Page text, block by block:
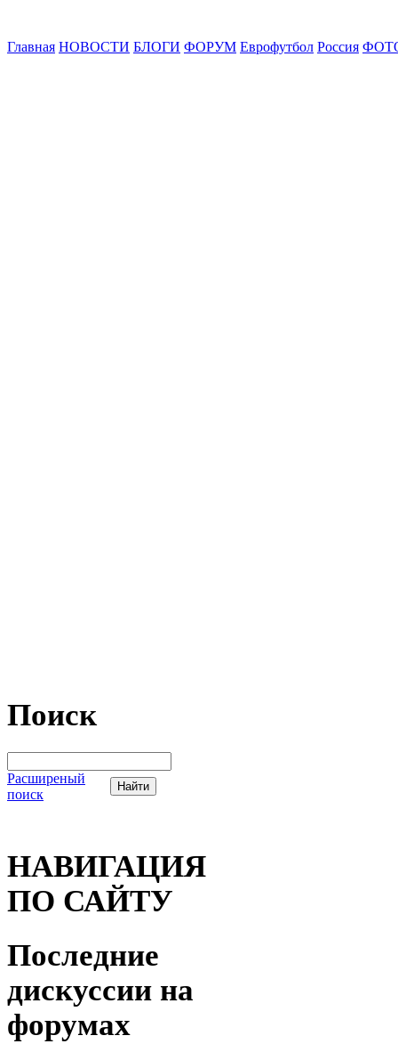
Главная НОВОСТИ БЛОГИ ФОРУМ Еврофутбол Россия
Поиск
Расширеный
поиск
НАВИГАЦИЯ
ПО САЙТУ
Последние
дискуссии на
форумах